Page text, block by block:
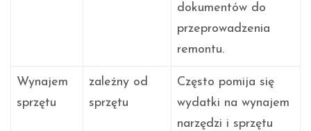
dokumentów do
przeprowadzenia
remontu.
Wynajem
sprzętu
zależny od
sprzętu
Często pomija się
wydatki na wynajem
narzędzi i sprzętu